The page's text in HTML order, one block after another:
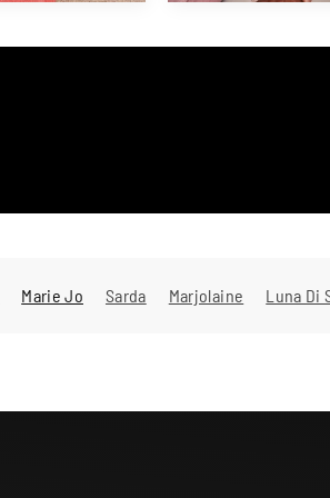
Marie Jo Sarda Marjolaine Luna Di